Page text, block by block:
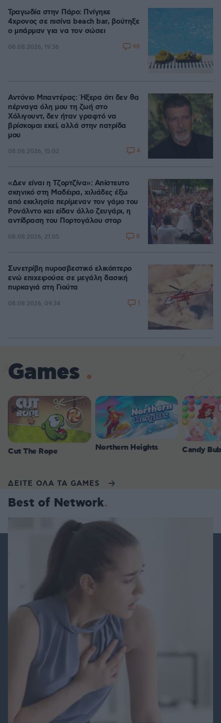
Τραγωδία στην Πάρο: Πνίγηκε
4χρονος σε πισίνα beach bar, βούτηξε
ο μπάρμαν για να τον σώσει
08.08.2026, 19:36 98
Αντόνιο Μπαντέρας: Ήξερα ότι δεν θα
πέρναγα όλη μου τη ζωή στο
Χόλιγουντ, δεν ήταν γραφτό να
βρίσκομαι εκεί, αλλά στην πατρίδα
μου
08.08.2026, 15:02 4
«Δεν είναι η Τζορτζίνα»: Απίστευτο
σκηνικό στη Μαδέιρα, χιλιάδες έξω
από εκκλησία περίμεναν τον γάμο του
Ρονάλντο και είδαν άλλο ζευγάρι, η
αντίδραση του Πορτογάλου σταρ
08.08.2026, 21:05 8
Συνετρίβη πυροσβεστικό ελικόπτερο
ενώ επιχειρούσε σε μεγάλη δασική
πυρκαγιά στη Γιούτα
08.08.2026, 09:34 1
Games
Cut The Rope Northern Heights Candy
ΔΕΙΤΕ ΟΛΑ ΤΑ GAMES
Best of Network